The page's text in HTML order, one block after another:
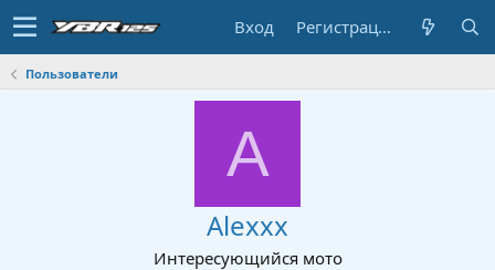
Вход Регистрация
Пользователи
A
Alexxx
Интересующийся мото